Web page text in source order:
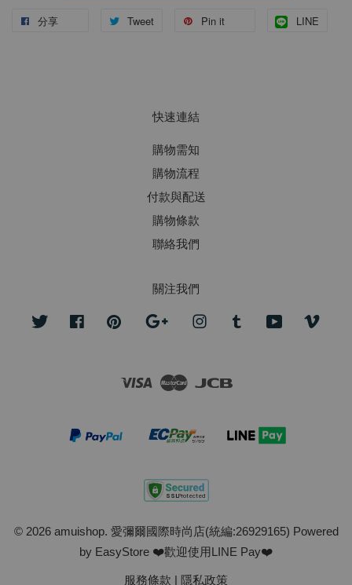
分享 Tweet Pin it LINE
快速連結
購物需知
購物流程
付款與配送
購物條款
聯絡我們
關注我們
Twitter FacebookPinterest Google InstagramTumblr YouTube
Visa Master
© 2026 amuishop. 愛彌爾國際時尚店(統編:26929165) Powered
by EasyStore ❤️歡迎使用LINE Pay❤️
服務條款 | 隱私政策